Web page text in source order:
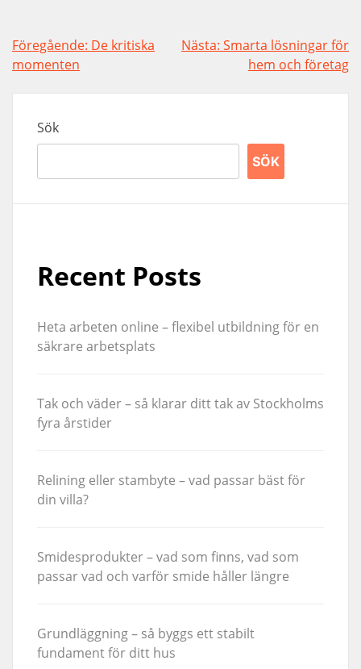
Inläggsnavigering
Föregående: De kritiska
momenten
Nästa: Smarta lösningar för
hem och företag
Sök
SÖK
Recent Posts
Heta arbeten online – flexibel utbildning för en
säkrare arbetsplats
Tak och väder – så klarar ditt tak av Stockholms
fyra årstider
Relining eller stambyte – vad passar bäst för
din villa?
Smidesprodukter – vad som finns, vad som
passar vad och varför smide håller längre
Grundläggning – så byggs ett stabilt
fundament för ditt hus